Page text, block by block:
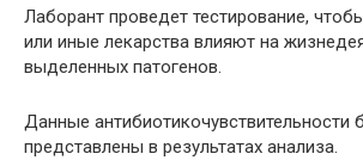
Лаборант проведет тестирование,
или иные лекарства влияют на
выделенных патогенов.
Данные антибиотикочувствительности
представлены в результатах анализа.